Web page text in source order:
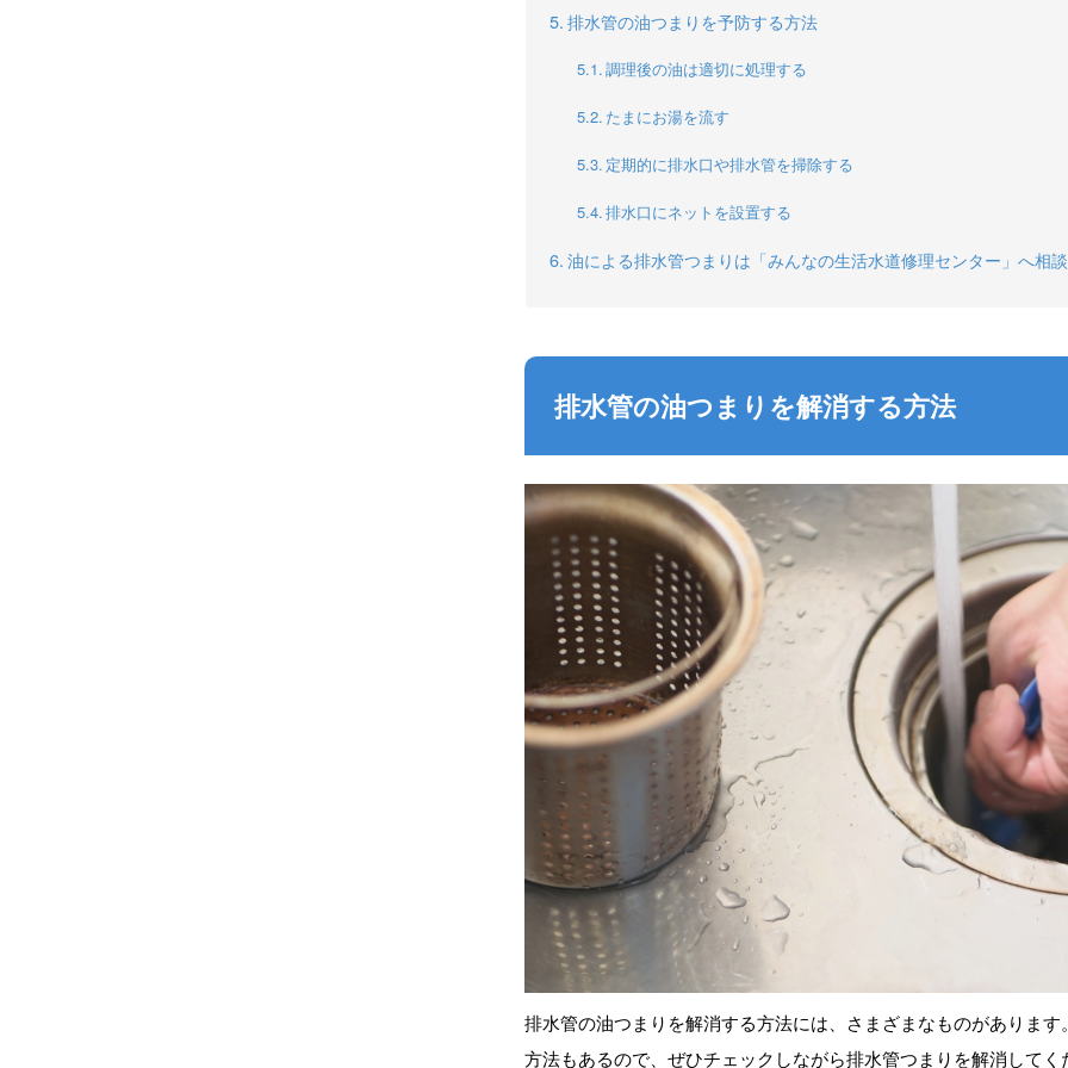
排水管の油つまりを予防する方法
調理後の油は適切に処理する
たまにお湯を流す
定期的に排水口や排水管を掃除する
排水口にネットを設置する
油による排水管つまりは「みんなの生活水道修理センター」へ相
排水管の油つまりを解消する方法
排水管の油つまりを解消する方法には、さまざまなものがありま
方法もあるので、ぜひチェックしながら排水管つまりを解消してく